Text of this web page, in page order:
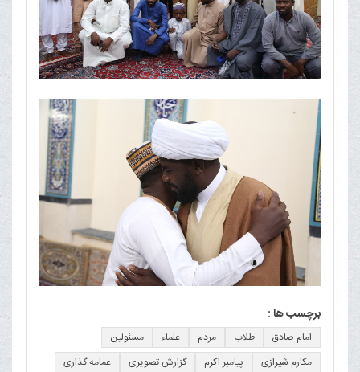
برچسب ها :
امام صادق طلاب مردم علماء
مسئولین
مکارم شیرازی
پیامبر اکرم گزارش تصویری عمامه گذاری